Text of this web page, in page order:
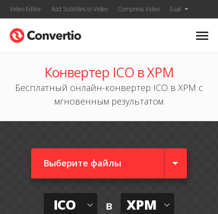
Video Editor Add Subtitles to Video Compress Video Ещё
Конвертер ICO в XPM
Бесплатный онлайн-конвертер ICO в XPM с
мгновенным результатом
Выберите файлы
ICO в XPM